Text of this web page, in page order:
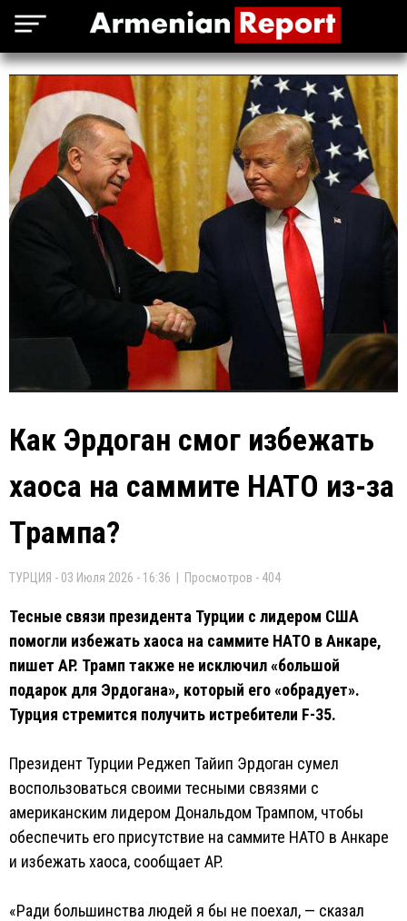
Как Эрдоган смог избежать
хаоса на саммите НАТО из-за
Трампа?
ТУРЦИЯ - 03 Июля 2026 - 16:36 | Просмотров - 404
Тесные связи президента Турции с лидером США
помогли избежать хаоса на саммите НАТО в Анкаре,
пишет AP. Трамп также не исключил «большой
подарок для Эрдогана», который его «обрадует».
Турция стремится получить истребители F-35.
Президент Турции Реджеп Тайип Эрдоган сумел
воспользоваться своими тесными связями с
американским лидером Дональдом Трампом, чтобы
обеспечить его присутствие на саммите НАТО в Анкаре
и избежать хаоса, сообщает AP.
«Ради большинства людей я бы не поехал, — сказал